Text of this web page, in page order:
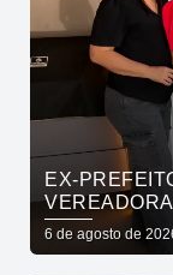
EX-
REAFIRMAM
ANDRÉ
6 de agosto de